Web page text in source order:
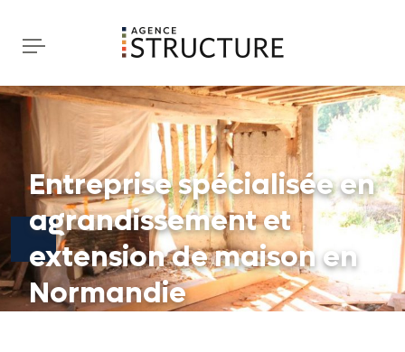
Entreprise spécialisée en
agrandissement et
extension de maison en
Normandie